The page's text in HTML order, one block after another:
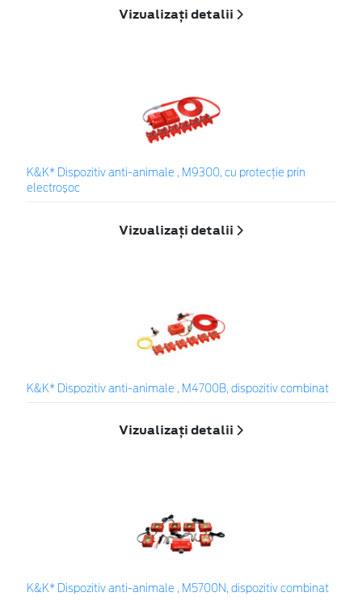
Vizualizați detalii
K&K* Dispozitiv anti-animale , M9300, cu protecție prin
electroșoc
Vizualizați detalii
K&K* Dispozitiv anti-animale , M4700B, dispozitiv combinat
Vizualizați detalii
K&K* Dispozitiv anti-animale , M5700N, dispozitiv combinat